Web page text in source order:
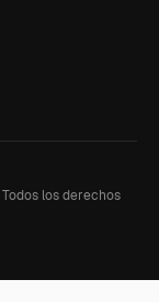
Todos los derechos